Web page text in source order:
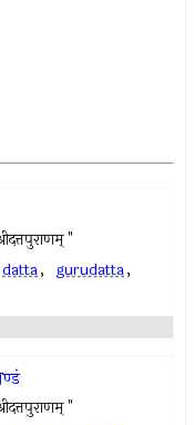
"
datta, gurudatta,
"